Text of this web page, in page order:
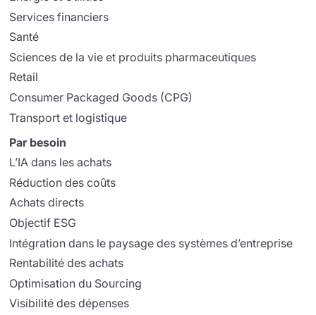
Services financiers
Santé
Sciences de la vie et produits pharmaceutiques
Retail
Consumer Packaged Goods (CPG)
Transport et logistique
Par besoin
L’IA dans les achats
Réduction des coûts
Achats directs
Objectif ESG
Intégration dans le paysage des systèmes d’entreprise
Rentabilité des achats
Optimisation du Sourcing
Visibilité des dépenses